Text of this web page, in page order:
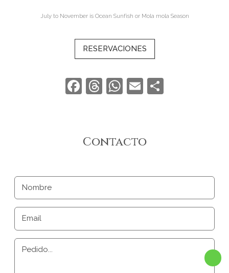
July to November is Ocean Sunfish or Mola mola Season
RESERVACIONES
Facebook
Threads
WhatsApp
Email
Contacto
Nombre
Email
Pedido...